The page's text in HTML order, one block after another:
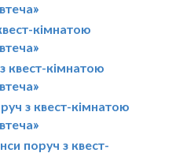
кімнатою
квест-кімнатою
з квест-кімнатою
поруч з квест-